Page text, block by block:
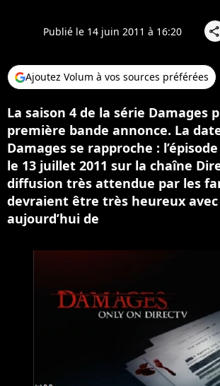
Publié le 14 juin 2011 à 16:20 share
Ajoutez Volum à vos sources préférées
La saison 4 de la série Damages
première bande annonce. La
Damages se rapproche :
le 13 juillet 2011 sur la chaîne
diffusion très attendue par les
devraient être très heureux
aujourd’hui de